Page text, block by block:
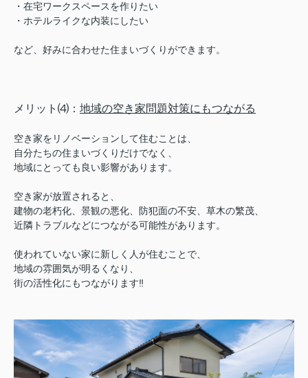
・在宅ワークスペースを作りたい
・ホテルライクな内装にしたい
など、好みに合わせた住まいづくりができます。
メリット⑷： 地域の空き家問題対策にもつながる
空き家をリノベーションして住むことは、
自分たちの住まいづくりだけでなく、
地域にとっても良い影響があります。
空き家が放置されると、
建物の老朽化、景観の悪化、防犯面の不安、草木の繁茂、
近隣トラブルなどにつながる可能性があります。
使われていない家に新しく人が住むことで、
地域の雰囲気が明るくなり、
街の活性化にもつながります‼︎